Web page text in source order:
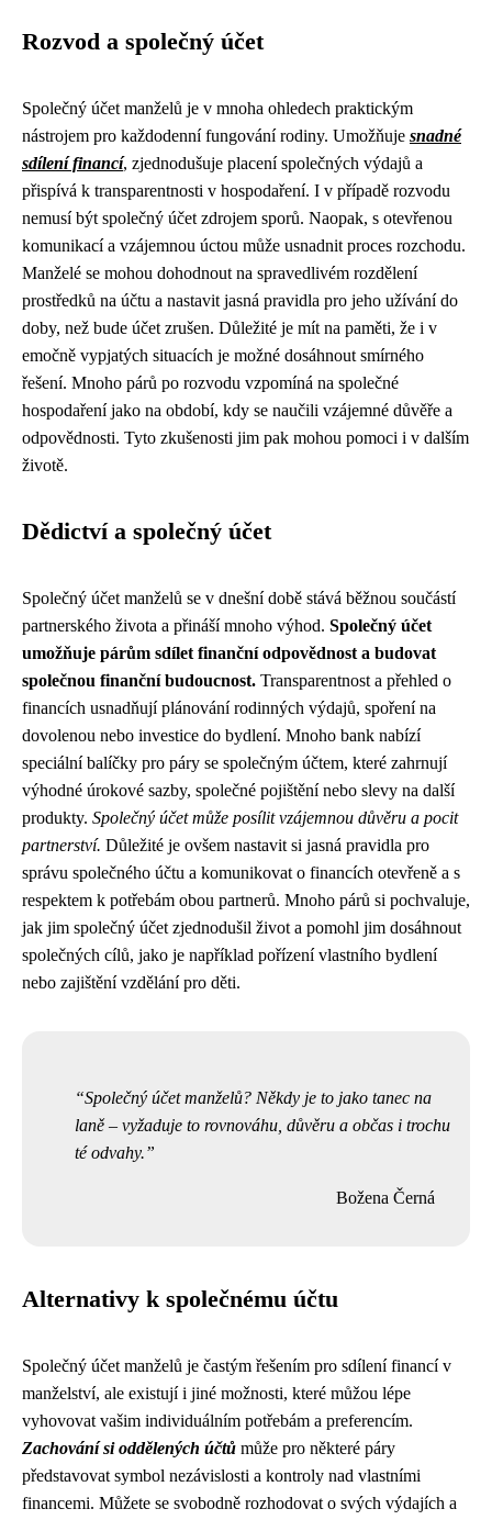
Rozvod a společný účet
Společný účet manželů je v mnoha ohledech praktickým
nástrojem pro každodenní fungování rodiny. Umožňuje snadné
sdílení financí, zjednodušuje placení společných výdajů a
přispívá k transparentnosti v hospodaření. I v případě rozvodu
nemusí být společný účet zdrojem sporů. Naopak, s otevřenou
komunikací a vzájemnou úctou může usnadnit proces rozchodu.
Manželé se mohou dohodnout na spravedlivém rozdělení
prostředků na účtu a nastavit jasná pravidla pro jeho užívání do
doby, než bude účet zrušen. Důležité je mít na paměti, že i v
emočně vypjatých situacích je možné dosáhnout smírného
řešení. Mnoho párů po rozvodu vzpomíná na společné
hospodaření jako na období, kdy se naučili vzájemné důvěře a
odpovědnosti. Tyto zkušenosti jim pak mohou pomoci i v dalším
životě.
Dědictví a společný účet
Společný účet manželů se v dnešní době stává běžnou součástí
partnerského života a přináší mnoho výhod. Společný účet
umožňuje párům sdílet finanční odpovědnost a budovat
společnou finanční budoucnost. Transparentnost a přehled o
financích usnadňují plánování rodinných výdajů, spoření na
dovolenou nebo investice do bydlení. Mnoho bank nabízí
speciální balíčky pro páry se společným účtem, které zahrnují
výhodné úrokové sazby, společné pojištění nebo slevy na další
produkty. Společný účet může posílit vzájemnou důvěru a pocit
partnerství. Důležité je ovšem nastavit si jasná pravidla pro
správu společného účtu a komunikovat o financích otevřeně a s
respektem k potřebám obou partnerů. Mnoho párů si pochvaluje,
jak jim společný účet zjednodušil život a pomohl jim dosáhnout
společných cílů, jako je například pořízení vlastního bydlení
nebo zajištění vzdělání pro děti.
Společný účet manželů? Někdy je to jako tanec na
laně – vyžaduje to rovnováhu, důvěru a občas i trochu
té odvahy.
Božena Černá
Alternativy k společnému účtu
Společný účet manželů je častým řešením pro sdílení financí v
manželství, ale existují i ​​jiné možnosti, které můžou lépe
vyhovovat vašim individuálním potřebám a preferencím.
Zachování si oddělených účtů může pro některé páry
představovat symbol nezávislosti a kontroly nad vlastními
financemi. Můžete se svobodně rozhodovat o svých výdajích a